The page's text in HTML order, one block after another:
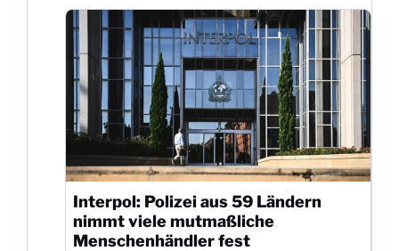
Interpol: Polizei aus 59 Ländern
nimmt viele mutmaßliche
Menschenhändler fest